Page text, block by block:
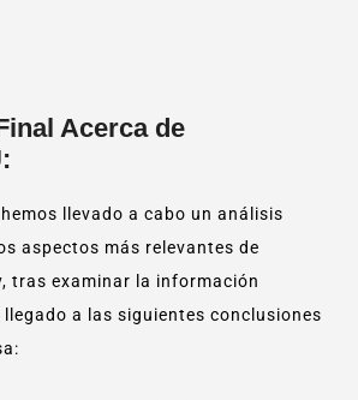
Acerca de
llevado a cabo un análisis
aspectos más relevantes de
tras examinar la información
a las siguientes conclusiones